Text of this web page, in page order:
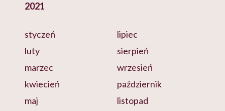
2021
styczeń
luty
marzec
kwiecień
maj
lipiec
sierpień
wrzesień
październik
listopad